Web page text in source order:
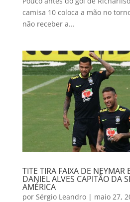
camisa 10 coloca a mão no
não receber a...
TITE TIRA FAIXA DE NEYMAR
DANIEL ALVES CAPITÃO DA
AMÉRICA
por Sérgio Leandro| maio 27,